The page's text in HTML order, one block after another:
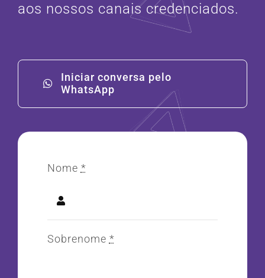
aos nossos canais credenciados.
Iniciar conversa pelo
WhatsApp
Nome *
Sobrenome *